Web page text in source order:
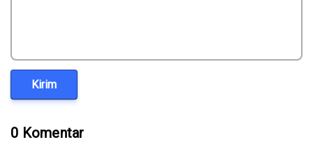
Kirim
0 Komentar